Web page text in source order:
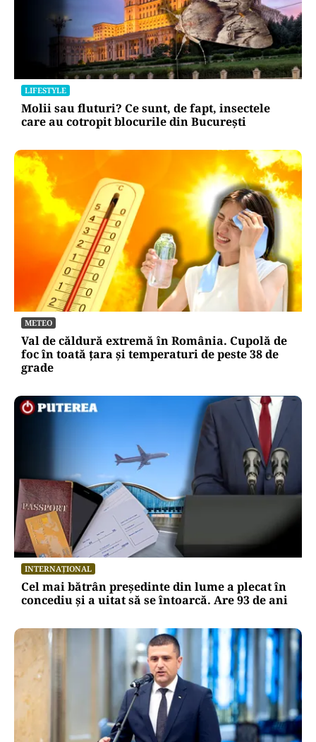
LIFESTYLE
Molii sau fluturi? Ce sunt, de fapt, insectele
care au cotropit blocurile din București
METEO
Val de căldură extremă în România. Cupolă de
foc în toată țara și temperaturi de peste 38 de
grade
INTERNAȚIONAL
Cel mai bătrân președinte din lume a plecat în
concediu și a uitat să se întoarcă. Are 93 de ani